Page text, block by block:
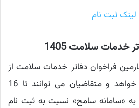
لینک ثبت نام
خدمات سلامت 1405‌
فراخوان دفاتر خدمات سلامت از
2 خرداد 1405 شروع خواهد و متقاضیان می توانند تا 16
مراجعه به «سامانه سامح» نسبت به ثبت نام